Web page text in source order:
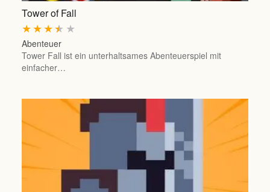
Tower of Fall
★
★
★
★
★
Abenteuer
Tower Fall ist ein unterhaltsames Abenteuerspiel mit
einfacher…